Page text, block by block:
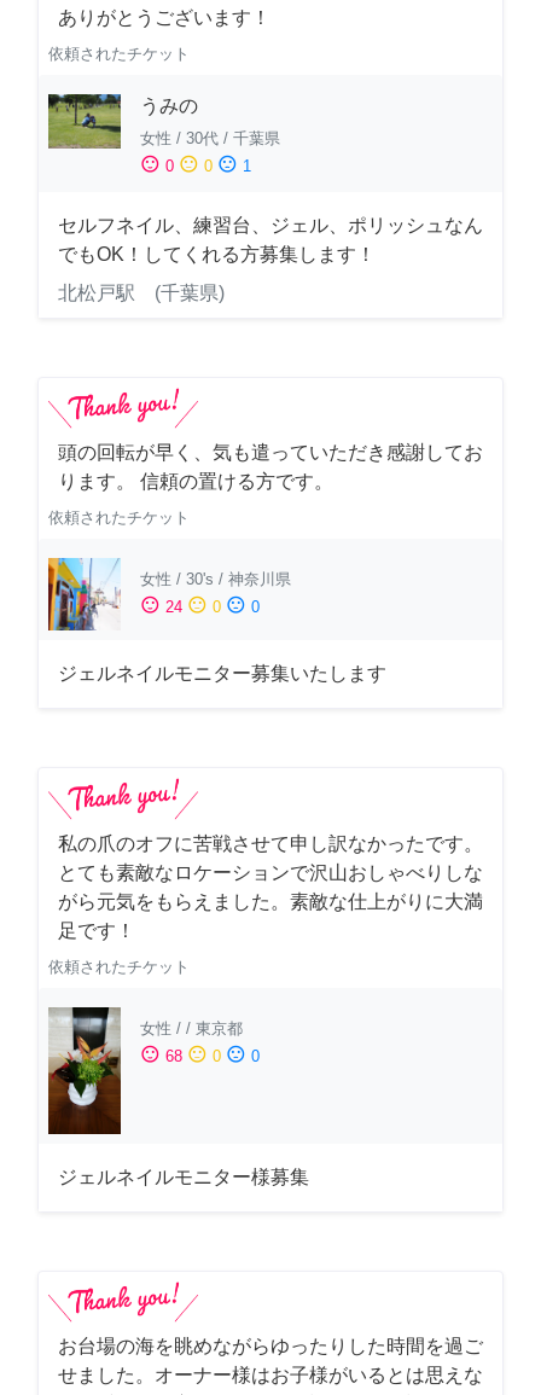
ありがとうございます！
依頼されたチケット
うみの
女性 / 30代 / 千葉県
sentiment_satisfied 0 sentiment_neutral 0 sentiment_dissatisfied 1
セルフネイル、練習台、ジェル、ポリッシュなん
でもOK！してくれる方募集します！
北松戸駅 (千葉県)
頭の回転が早く、気も遣っていただき感謝してお
ります。 信頼の置ける方です。
依頼されたチケット
女性 / 30's / 神奈川県
sentiment_satisfied 24 sentiment_neutral 0 sentiment_dissatisfied 0
ジェルネイルモニター募集いたします
私の爪のオフに苦戦させて申し訳なかったです。
とても素敵なロケーションで沢山おしゃべりしな
がら元気をもらえました。素敵な仕上がりに大満
足です！
依頼されたチケット
女性 / / 東京都
sentiment_satisfied 68 sentiment_neutral 0 sentiment_dissatisfied 0
ジェルネイルモニター様募集
お台場の海を眺めながらゆったりした時間を過ご
せました。オーナー様はお子様がいるとは思えな